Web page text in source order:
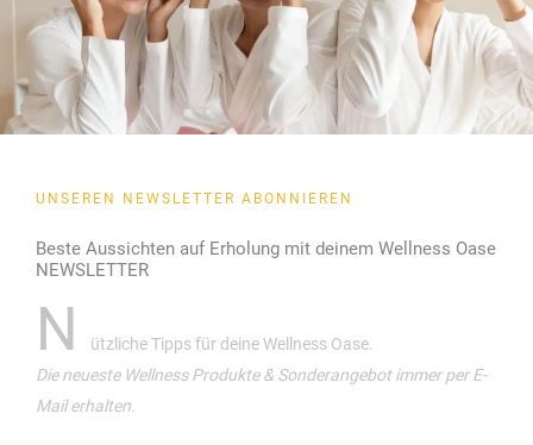
UNSEREN NEWSLETTER ABONNIEREN
Beste Aussichten auf Erholung mit deinem Wellness Oase
NEWSLETTER
N
ützliche Tipps für deine Wellness Oase.
Die neueste Wellness Produkte & Sonderangebot immer per E-
Mail erhalten.